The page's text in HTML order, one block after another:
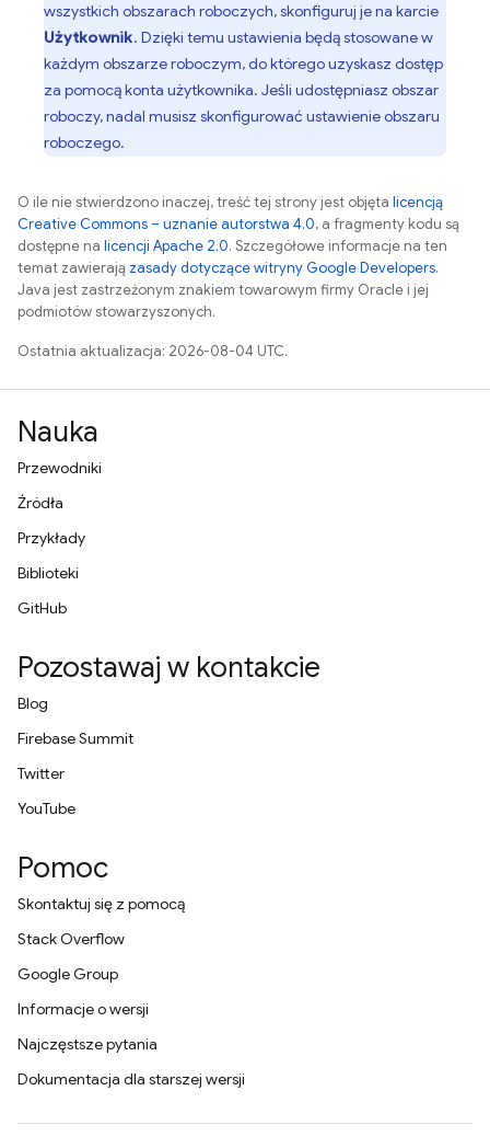
wszystkich obszarach roboczych, skonfiguruj je na karcie
Użytkownik. Dzięki temu ustawienia będą stosowane w
każdym obszarze roboczym, do którego uzyskasz dostęp
za pomocą konta użytkownika. Jeśli udostępniasz obszar
roboczy, nadal musisz skonfigurować ustawienie obszaru
roboczego.
O ile nie stwierdzono inaczej, treść tej strony jest objęta licencją
Creative Commons – uznanie autorstwa 4.0, a fragmenty kodu są
dostępne na licencji Apache 2.0. Szczegółowe informacje na ten
temat zawierają zasady dotyczące witryny Google Developers.
Java jest zastrzeżonym znakiem towarowym firmy Oracle i jej
podmiotów stowarzyszonych.
Ostatnia aktualizacja: 2026-08-04 UTC.
Nauka
Przewodniki
Źródła
Przykłady
Biblioteki
GitHub
Pozostawaj w kontakcie
Blog
Firebase Summit
Twitter
YouTube
Pomoc
Skontaktuj się z pomocą
Stack Overflow
Google Group
Informacje o wersji
Najczęstsze pytania
Dokumentacja dla starszej wersji